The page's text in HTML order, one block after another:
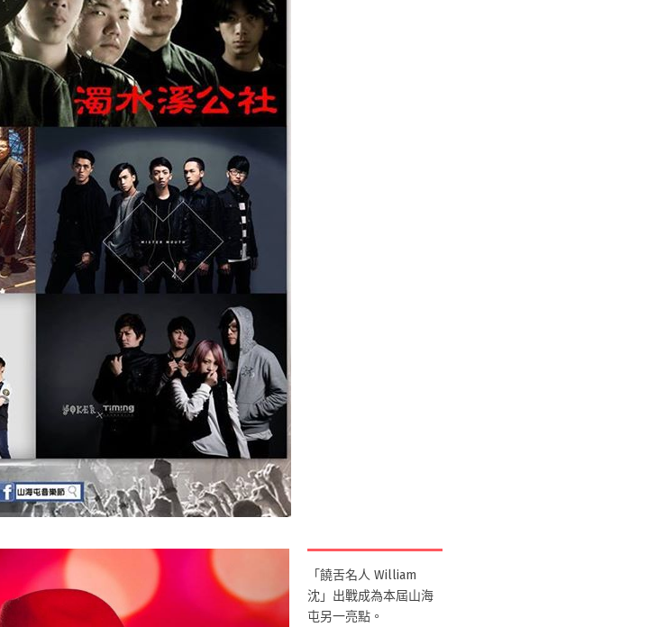
「饒舌名人 William
沈」出戰成為本屆山海
屯另一亮點。